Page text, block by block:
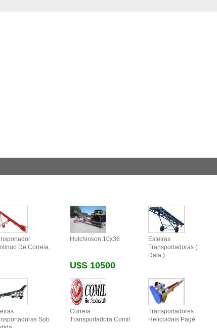
De Correia,
Hutchinson 10x36
U$s 10500
Esteiras
Transportadoras (
Dala )
Sob
Correia
Transportadora Comil
Transportadores
Helicoidais Pagé